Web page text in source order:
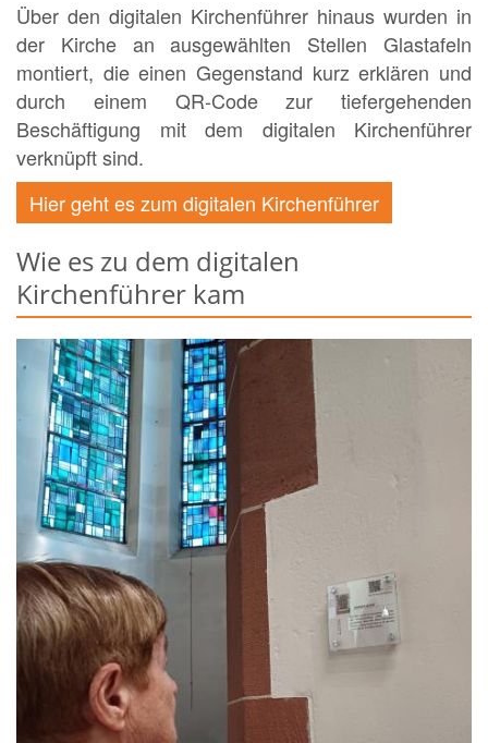
Über den digitalen Kirchenführer hinaus wurden in
der Kirche an ausgewählten Stellen Glastafeln
montiert, die einen Gegenstand kurz erklären und
durch einem QR-Code zur tiefergehenden
Beschäftigung mit dem digitalen Kirchenführer
verknüpft sind.
Hier geht es zum digitalen Kirchenführer
Wie es zu dem digitalen
Kirchenführer kam